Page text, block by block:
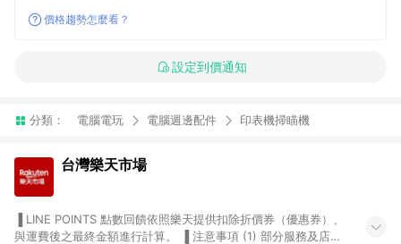
價格趨勢怎麼看？
設定到價通知
分類： 電腦電玩 電腦週邊配件 印表機掃瞄機
台灣樂天市場
與運費後之最終金額進行計算。 ▐ 注意事項 (1) 部分服務及店家